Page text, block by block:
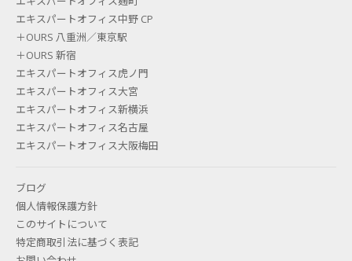
エキスパートオフィス中野 CP
＋OURS 八重洲／東京駅
＋OURS 新宿
エキスパートオフィス虎ノ門
エキスパートオフィス大宮
エキスパートオフィス新横浜
エキスパートオフィス名古屋
エキスパートオフィス大阪梅田
ブログ
個人情報保護方針
このサイトについて
特定商取引法に基づく表記